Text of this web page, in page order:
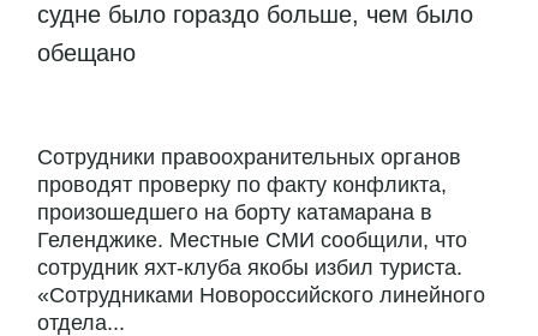
судне было гораздо больше, чем было
обещано
Сотрудники правоохранительных органов
проводят проверку по факту конфликта,
произошедшего на борту катамарана в
Геленджике. Местные СМИ сообщили, что
сотрудник яхт-клуба якобы избил туриста.
«Сотрудниками Новороссийского линейного
отдела...